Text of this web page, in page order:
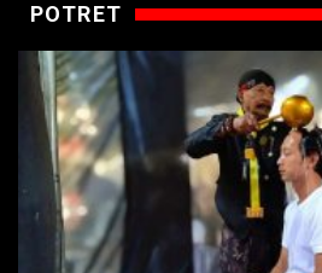
POTRET